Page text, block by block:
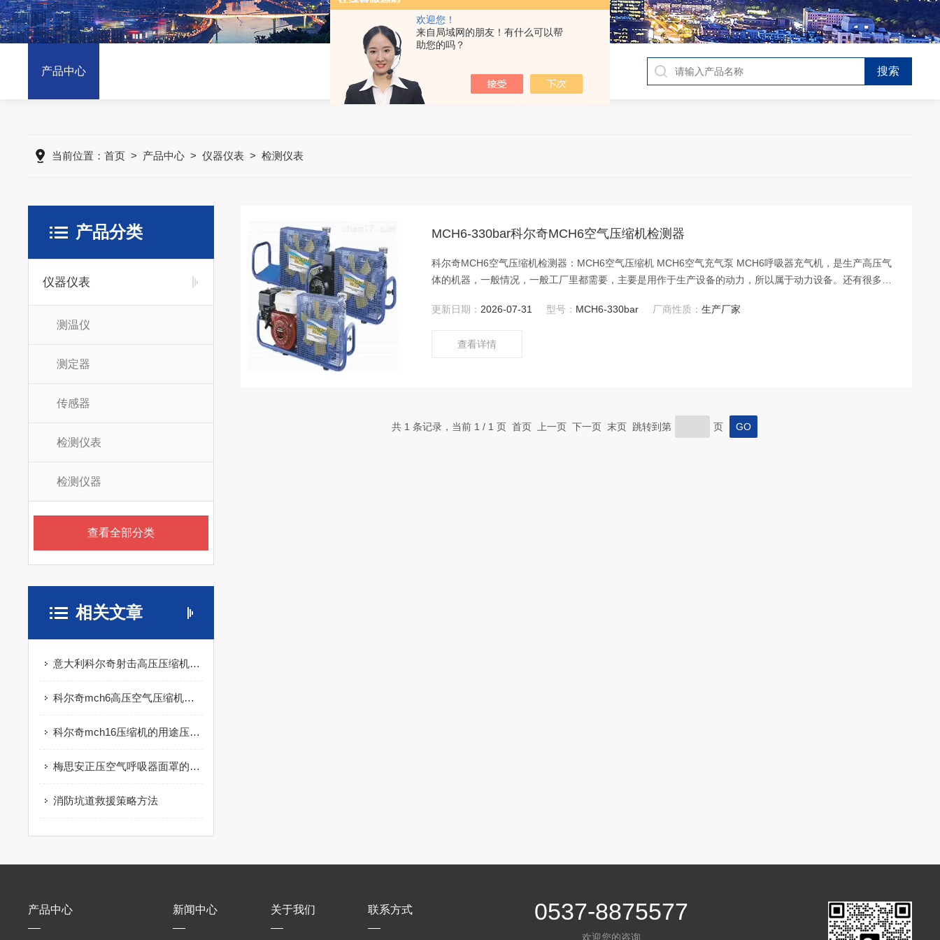
欢迎您！
来自局域网的朋友！有什么可以帮
助您的吗？
产品中心
当前位置：首页 > 产品中心 >仪器仪表 >检测仪表
产品分类
仪器仪表
测温仪
测定器
传感器
检测仪表
检测仪器
查看全部分类
相关文章
意大利科尔奇射击高压压缩机是什么?
科尔奇mch6高压空气压缩机使用说明书注意事项
科尔奇mch16压缩机的用途压缩机的用途、种类及使用范围种类及使用范围
梅思安正压空气呼吸器面罩的维护保养
消防坑道救援策略方法
MCH6-330bar科尔奇MCH6空气压缩机检测器
科尔奇MCH6空气压缩机检测器：MCH6空气压缩机 MCH6空气充气泵 MCH6呼吸器充气机，是生产高压气
体的机器，一般情况，一般工厂里都需要，主要是用作于生产设备的动力，所以属于动力设备。还有很多生
保养还是维修，目前售后体系较为成熟，这样为客户购买解决了后顾之忧。
更新日期： 2026-07-31 型号： MCH6-330bar 厂商性质：生产厂家
查看详情
共 1 条记录，当前 1 / 1 页 首页 上一页 下一页 末页 跳转到第 页
产品中心 新闻中心 关于我们 联系方式 0537-8875577
欢迎您的咨询